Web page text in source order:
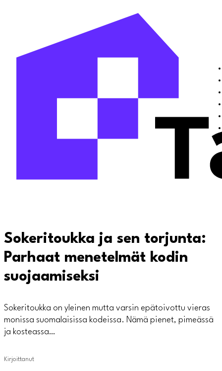
Sokeritoukka ja sen torjunta:
Parhaat menetelmät kodin
suojaamiseksi
Sokeritoukka on yleinen mutta varsin epätoivottu vieras
monissa suomalaisissa kodeissa. Nämä pienet, pimeässä
ja kosteassa…
Kirjoittanut